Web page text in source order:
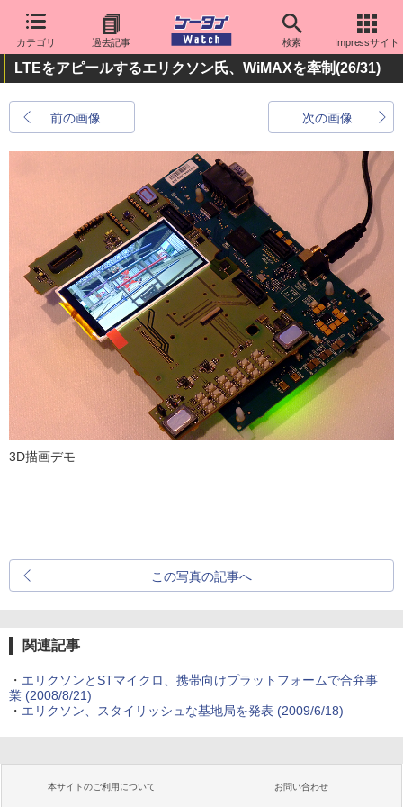
カテゴリ 過去記事 検索 Impressサイト
LTEをアピールするエリクソン氏、WiMAXを牽制(26/31)
前の画像 次の画像
3D描画デモ
この写真の記事へ
関連記事
・ エリクソンとSTマイクロ、携帯向けプラットフォームで合弁事
業 (2008/8/21)
・ エリクソン、スタイリッシュな基地局を発表 (2009/6/18)
本サイトのご利用について お問い合わせ